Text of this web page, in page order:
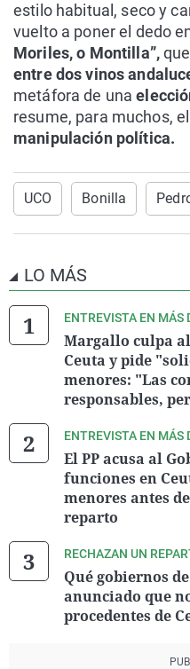
estilo habitual, seco y
vuelto a poner el dedo
Moriles, o Montilla”,
entre dos vinos
metáfora de una
resume, para muchos, el
manipulación política.
UCO Bonilla
LO MÁS
ENTREVISTA EN MÁS
Margallo culpa
Ceuta y pide
menores: "Las
responsables,
ENTREVISTA EN MÁS
El PP acusa al
funciones en
menores antes
reparto
RECHAZAN UN
Qué gobiernos
anunciado que
procedentes de